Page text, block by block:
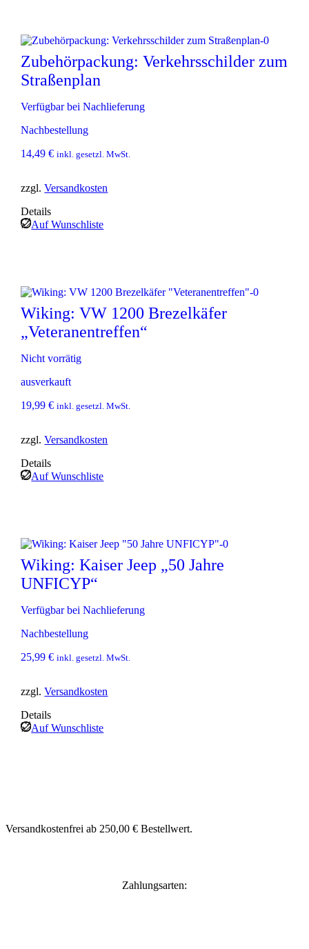
Zubehörpackung: Verkehrsschilder zum
Straßenplan
Verfügbar bei Nachlieferung
Nachbestellung
14,49€ inkl. gesetzl. MwSt.
zzgl.Versandkosten
Details
Auf Wunschliste
Wiking: VW 1200 Brezelkäfer
„Veteranentreffen“
Nicht vorrätig
ausverkauft
19,99€ inkl. gesetzl. MwSt.
zzgl.Versandkosten
Details
Auf Wunschliste
Wiking: Kaiser Jeep „50 Jahre
UNFICYP“
Verfügbar bei Nachlieferung
Nachbestellung
25,99€ inkl. gesetzl. MwSt.
zzgl.Versandkosten
Details
Auf Wunschliste
Versandkostenfrei ab 250,00 € Bestellwert.
Zahlungsarten: